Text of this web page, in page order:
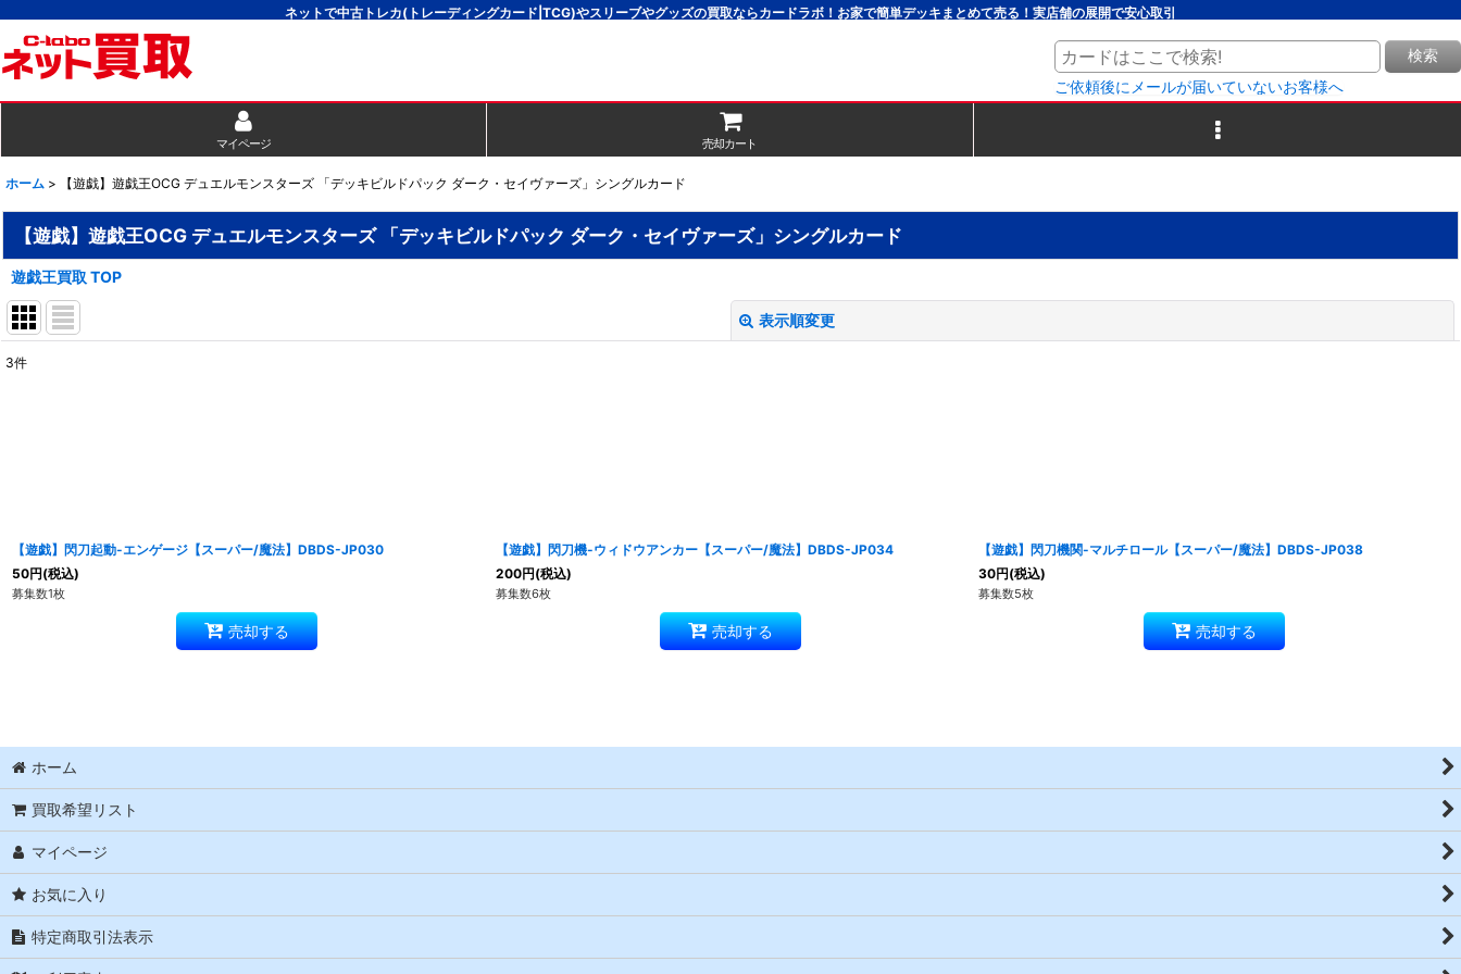
ネットで中古トレカ(トレーディングカード|TCG)やスリーブやグッズの買取ならカードラボ！お家で簡単デッキまとめて売る！実店舗の展開で安心取引
検索
ご依頼後にメールが届いていないお客様へ
マイページ 売却カート
ホーム > 【遊戯】遊戯王OCG デュエルモンスターズ 「デッキビルドパック ダーク・セイヴァーズ」シングルカード
【遊戯】遊戯王OCG デュエルモンスターズ 「デッキビルドパック ダーク・セイヴァーズ」シングルカード
遊戯王買取 TOP
表示順変更
3件
【遊戯】閃刀起動-エンゲージ【スーパー/魔法】DBDS-JP030
50円(税込)
募集数1枚
売却する
【遊戯】閃刀機-ウィドウアンカー【スーパー/魔法】DBDS-JP034
200円(税込)
募集数6枚
売却する
【遊戯】閃刀機関-マルチロール【スーパー/魔法】DBDS-JP038
30円(税込)
募集数5枚
売却する
ホーム
買取希望リスト
マイページ
お気に入り
特定商取引法表示